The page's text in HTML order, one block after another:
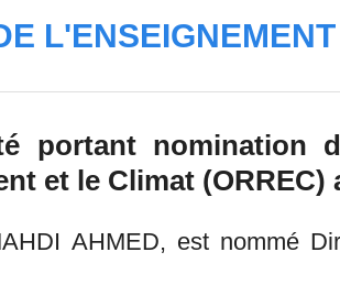
portant nomination
et le Climat (ORREC)
AHMED, est nommé